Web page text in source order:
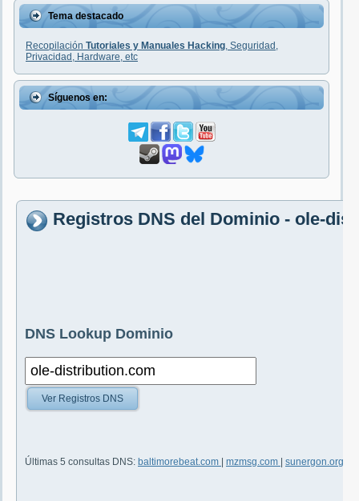
Tema destacado
Recopilación Tutoriales y Manuales Hacking, Seguridad,
Privacidad, Hardware, etc
Síguenos en:
Registros DNS del Dominio - ole-
DNS Lookup Dominio
Ver Registros DNS
Últimas 5 consultas DNS: baltimorebeat.com mzmsg.com sunergon.org